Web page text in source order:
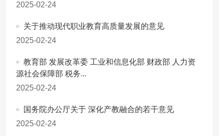
2025-02-24
关于推动现代职业教育高质量发展的意见
2025-02-24
教育部 发展改革委 工业和信息化部 财政部 人力资
源社会保障部 税务...
2025-02-24
国务院办公厅关于 深化产教融合的若干意见
2025-02-24